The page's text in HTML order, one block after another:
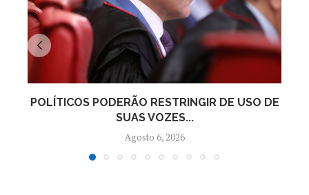
POLÍTICOS PODERÃO RESTRINGIR DE USO DE
SUAS VOZES...
Agosto 6, 2026